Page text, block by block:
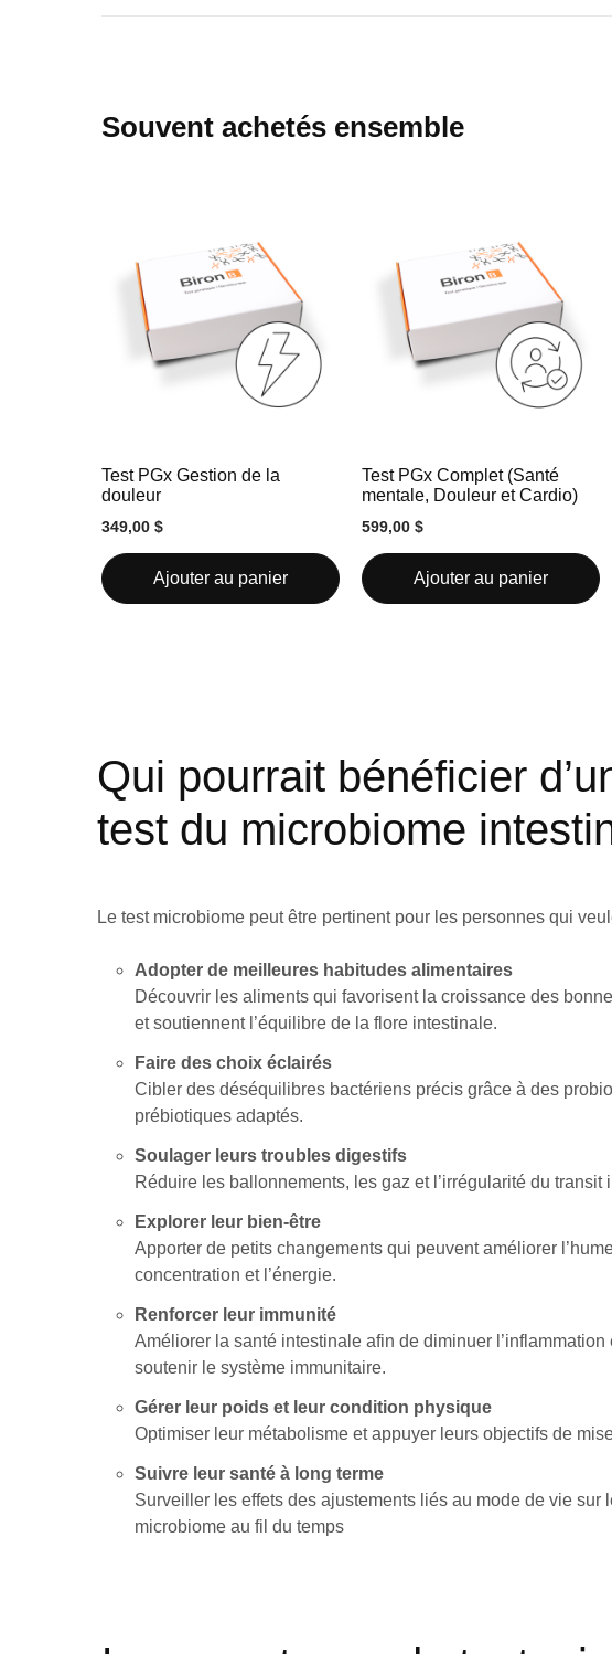
Souvent achetés ensemble
Test PGx Gestion de la
douleur
349,00 $
Ajouter au panier
Test PGx Complet (Santé
mentale, Douleur et Cardio)
599,00 $
Ajouter au panier
Qui pourrait bénéficier
test du microbiome
Le test microbiome peut être pertinent pour les personnes qui
Adopter de meilleures habitudes alimentaires
Découvrir les aliments qui favorisent la croissance des
et soutiennent l’équilibre de la flore intestinale.
Faire des choix éclairés
Cibler des déséquilibres bactériens précis grâce à des
prébiotiques adaptés.
Soulager leurs troubles digestifs
Réduire les ballonnements, les gaz et l’irrégularité du transit
Explorer leur bien-être
Apporter de petits changements qui peuvent améliorer
concentration et l’énergie.
Renforcer leur immunité
Améliorer la santé intestinale afin de diminuer l’inflammation
soutenir le système immunitaire.
Gérer leur poids et leur condition physique
Optimiser leur métabolisme et appuyer leurs objectifs de
Suivre leur santé à long terme
Surveiller les effets des ajustements liés au mode de vie sur
microbiome au fil du temps